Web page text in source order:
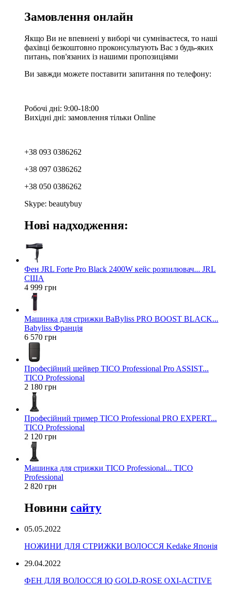
Замовлення онлайн
Якщо Ви не впевнені у виборі чи сумніваєтеся, то наші
фахівці безкоштовно проконсультують Вас з будь-яких
питань, пов'язаних із нашими пропозиціями
Ви завжди можете поставити запитання по телефону:
Робочі дні: 9:00-18:00
Вихідні дні: замовлення тільки Online
+38 093 0386262
+38 097 0386262
+38 050 0386262
Skype: beautybuy
Нові надходження:
Фен JRL Forte Pro Black 2400W кейс розпилювач... JRL
США
4 999 грн
Машинка для стрижки BaByliss PRO BOOST BLACK...
Babyliss Франція
6 570 грн
Професійний шейвер TICO Professional Pro ASSIST...
TICO Professional
2 180 грн
Професійний тример TICO Professional PRO EXPERT...
TICO Professional
2 120 грн
Машинка для стрижки TICO Professional... TICO
Professional
2 820 грн
Новини сайту
05.05.2022
НОЖИНИ ДЛЯ СТРИЖКИ ВОЛОССЯ Kedake Японія
29.04.2022
ФЕН ДЛЯ ВОЛОССЯ IQ GOLD-ROSE OXI-ACTIVE